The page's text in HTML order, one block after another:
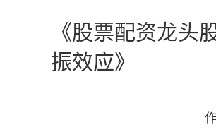
《股票配资龙
振效应》